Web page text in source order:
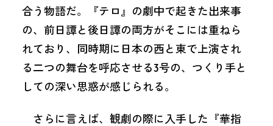
合う物語だ。『テロ』の劇中で起きた出来事
の、前日譚と後日譚の両方がそこには重ねら
れており、同時期に日本の西と東で上演され
る二つの舞台を呼応させる3号の、つくり手と
しての深い思惑が感じられる。
さらに言えば、観劇の際に入手した『華指